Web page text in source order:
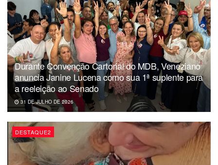
Durante Convenção Cartorial do MDB, Veneziano
anuncia Janine Lucena como sua 1ª suplente para
a reeleição ao Senado
31 DE JULHO DE 2026
DESTAQUE2